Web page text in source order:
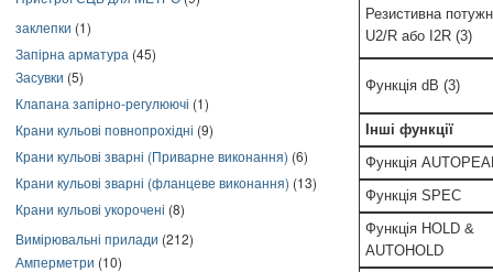
заклепки (1)
Запірна арматура (45)
Засувки (5)
Клапана запірно-регулюючі (1)
Крани кульові повнопрохідні (9)
Крани кульові зварні (Приварне виконання) (6)
Крани кульові зварні (фланцеве виконання) (13)
Крани кульові укорочені (8)
Вимірювальні прилади (212)
Амперметри (10)
Резистивна
U2/R або I2R (3)
Функція dB (3)
Інші функції
Функція
Функція SPEC
Функція HOLD &
AUTOHOLD